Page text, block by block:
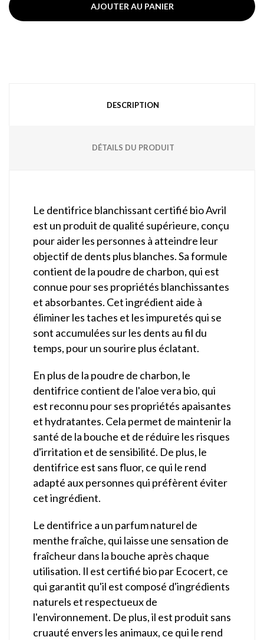
AJOUTER AU PANIER
DESCRIPTION
DÉTAILS DU PRODUIT
Le dentifrice blanchissant certifié bio Avril
est un produit de qualité supérieure, conçu
pour aider les personnes à atteindre leur
objectif de dents plus blanches. Sa formule
contient de la poudre de charbon, qui est
connue pour ses propriétés blanchissantes
et absorbantes. Cet ingrédient aide à
éliminer les taches et les impuretés qui se
sont accumulées sur les dents au fil du
temps, pour un sourire plus éclatant.
En plus de la poudre de charbon, le
dentifrice contient de l'aloe vera bio, qui
est reconnu pour ses propriétés apaisantes
et hydratantes. Cela permet de maintenir la
santé de la bouche et de réduire les risques
d'irritation et de sensibilité. De plus, le
dentifrice est sans fluor, ce qui le rend
adapté aux personnes qui préfèrent éviter
cet ingrédient.
Le dentifrice a un parfum naturel de
menthe fraîche, qui laisse une sensation de
fraîcheur dans la bouche après chaque
utilisation. Il est certifié bio par Ecocert, ce
qui garantit qu'il est composé d'ingrédients
naturels et respectueux de
l'environnement. De plus, il est produit sans
cruauté envers les animaux, ce qui le rend